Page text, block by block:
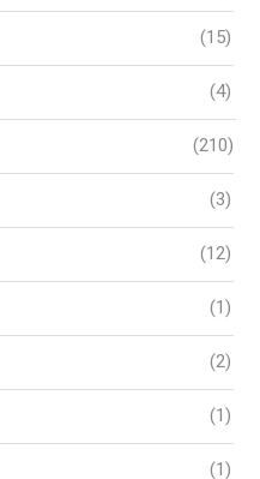
(15)
(4)
(210)
(3)
(12)
(1)
(2)
(1)
(1)